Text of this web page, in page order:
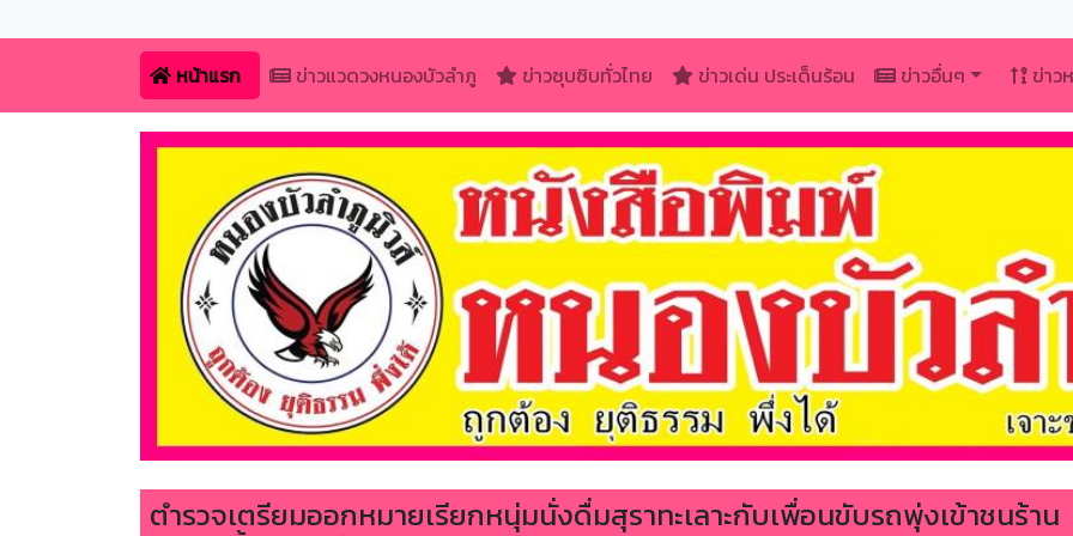
หน้าแรก ข่าวแวดวงหนองบัวลำภู ข่าวซุบซิบทั่วไทย ข่าวเด่น ประเด็นร้อน ข่าวอื่นๆ ข่าว
ตำรวจเตรียมออกหมายเรียกหนุ่มนั่งดื่มสุราทะเลาะกับเพื่อนขับรถพุ่งเข้าชนร้าน